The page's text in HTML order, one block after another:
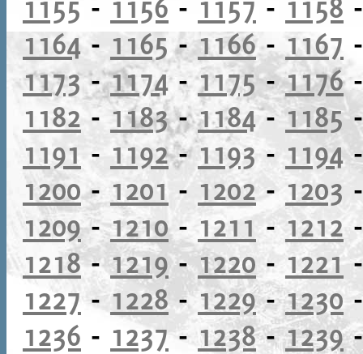
1164-1165-1166- 1167
1173-1174-1175-1176
1182 - 1183-1184-1185
1191 - 1192-1193- 1194
1200- 1201 - 1202 - 1203
1209-1210-1211 -1212
1218-1219-1220 -1221
1227 - 1228-1229-1230
1236 - 1237- 1238-1239